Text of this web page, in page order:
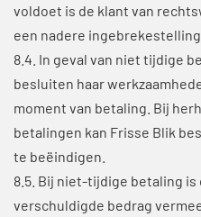
voldoet is de klant van
een nadere
8.4. In geval van niet tijdige
besluiten haar
moment van betaling. Bij
betalingen kan Frisse Blik
te beëindigen.
8.5. Bij niet-tijdige betaling is
verschuldigde bedrag